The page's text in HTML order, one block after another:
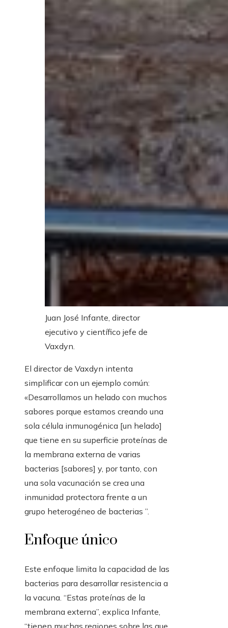
Juan José Infante, director
ejecutivo y científico jefe de
Vaxdyn.
El director de Vaxdyn intenta
simplificar con un ejemplo común:
«Desarrollamos un helado con muchos
sabores porque estamos creando una
sola célula inmunogénica [un helado]
que tiene en su superficie proteínas de
la membrana externa de varias
bacterias [sabores] y, por tanto, con
una sola vacunación se crea una
inmunidad protectora frente a un
grupo heterogéneo de bacterias ”.
Enfoque único
Este enfoque limita la capacidad de las
bacterias para desarrollar resistencia a
la vacuna. “Estas proteínas de la
membrana externa”, explica Infante,
“tienen muchas regiones sobre las que